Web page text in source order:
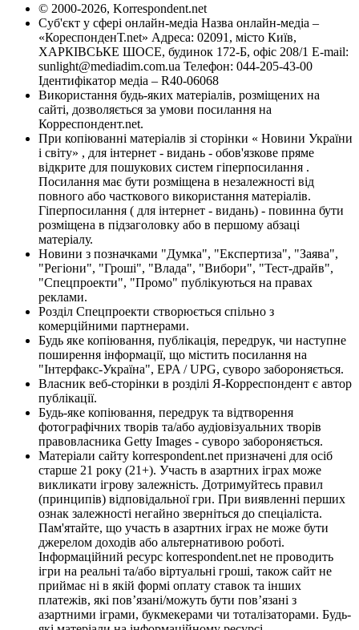
© 2000-2026, Korrespondent.net
Суб'єкт у сфері онлайн-медіа Назва онлайн-медіа –
«КореспонденТ.net» Адреса: 02091, місто Київ,
ХАРКІВСЬКЕ ШОСЕ, будинок 172-Б, офіс 208/1 E-mail:
sunlight@mediadim.com.ua Телефон: 044-205-43-00
Ідентифікатор медіа – R40-06068
Використання будь-яких матеріалів, розміщених на
сайті, дозволяється за умови посилання на
Корреспондент.net.
При копіюванні матеріалів зі сторінки « Новини України
і світу» , для інтернет - видань - обов'язкове пряме
відкрите для пошукових систем гіперпосилання .
Посилання має бути розміщена в незалежності від
повного або часткового використання матеріалів.
Гіперпосилання ( для інтернет - видань) - повинна бути
розміщена в підзаголовку або в першому абзаці
матеріалу.
Новини з позначками "Думка", "Експертиза", "Заява",
"Регіони", "Гроші", "Влада", "Вибори", "Тест-драйв",
"Спецпроекти", "Промо" публікуються на правах
реклами.
Розділ Спецпроекти створюється спільно з
комерційними партнерами.
Будь яке копіювання, публікація, передрук, чи наступне
поширення інформації, що містить посилання на
"Інтерфакс-Україна", EPA / UPG, суворо забороняється.
Власник веб-сторінки в розділі Я-Корреспондент є автор
публікації.
Будь-яке копіювання, передрук та відтворення
фотографічних творів та/або аудіовізуальних творів
правовласника Getty Images - суворо забороняється.
Матеріали сайту korrespondent.net призначені для осіб
старше 21 року (21+). Участь в азартних іграх може
викликати ігрову залежність. Дотримуйтесь правил
(принципів) відповідальної гри. При виявленні перших
ознак залежності негайно зверніться до спеціаліста.
Пам'ятайте, що участь в азартних іграх не може бути
джерелом доходів або альтернативою роботі.
Інформаційний ресурс korrespondent.net не проводить
ігри на реальні та/або віртуальні гроші, також сайт не
приймає ні в якій формі оплату ставок та інших
платежів, які пов’язані/можуть бути пов’язані з
азартними іграми, букмекерами чи тоталізаторами. Будь-